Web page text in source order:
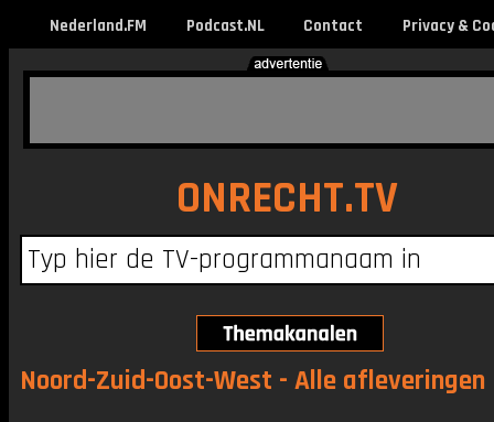
Nederland.FM Podcast.NL Contact Privacy &
ONRECHT.TV
Noord-Zuid-Oost-West - Alle afleveringen